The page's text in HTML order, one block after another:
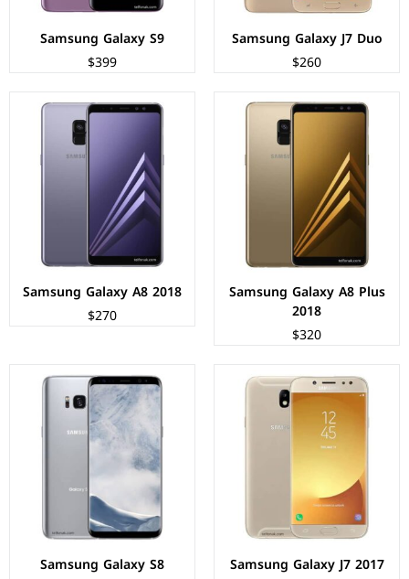
Samsung Galaxy J7 Duo
$260
Samsung Galaxy S9
$399
Samsung Galaxy A8 Plus
2018
$320
Samsung Galaxy A8 2018
$270
Samsung Galaxy J7 2017
الشاشة: سوبر اموليد بحجم 5.5 بوصة بدقة FHD+
المعالج:Exynos 7870 - ثماني النواة - 14 نانومتر
الكاميرات:خلفية 13 م.ب/ امامية 13 م.ب.
الذاكرة+الرام:16/32/64 + 3 جيجابايت.
نظام التشغيل:Android 7.0 (Nougat)
عرض المواصفات ←
Samsung Galaxy S8
الشاشة: سوبر اموليد بحجم 5.8 بوصة بدقة QHD+
المعالج:Exynos 8895 - ثماني النواة - 10 نانومتر
الكاميرات:خلفية 12 م.ب/ امامية 8+2 م.ب.
الذاكرة+الرام:64 + 4 جيجابايت، كارت ميموري.
نظام التشغيل:Android 7.0 (Nougat)
عرض المواصفات ←
الشاشة:
سوبر اموليد بحجم 5.7 بوصة بدقة FHD+
المعالج:
خلفية 16 م.ب / امامية 16 م.ب
نظام التشغيل:
البطارية:3600 ملي أمبير - 18 واط
عرض المواصفات ←
الشاشة:سوبر اموليد بحجم 5.2 بوصة بدقة FHD+
المعالج:
الكاميرات:خلفية 16 م.ب / امامية 16 م.ب
الذاكرة+الرام:
نظام التشغيل:Android 6.0 (Marshmallow)
البطارية:
عرض المواصفات ←